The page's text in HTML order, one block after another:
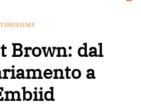
Brown: dal
a